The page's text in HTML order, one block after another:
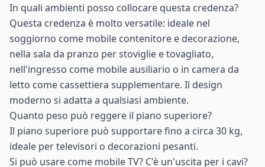
In quali ambienti posso collocare questa credenza?
Questa credenza è molto versatile: ideale nel
soggiorno come mobile contenitore e decorazione,
nella sala da pranzo per stoviglie e tovagliato,
nell'ingresso come mobile ausiliario o in camera da
letto come cassettiera supplementare. Il design
moderno si adatta a qualsiasi ambiente.
Quanto peso può reggere il piano superiore?
Il piano superiore può supportare fino a circa 30 kg,
ideale per televisori o decorazioni pesanti.
Si può usare come mobile TV? C'è un'uscita per i cavi?